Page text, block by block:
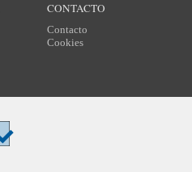
CONTACTO
Contacto
Cookies